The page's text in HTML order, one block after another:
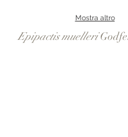
Mostra altro
Epipactis muelleri